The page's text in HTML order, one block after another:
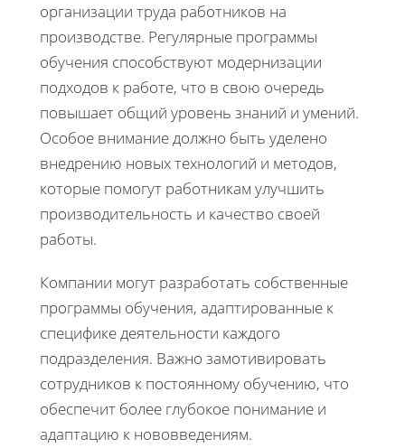
организации труда работников на
производстве. Регулярные программы
обучения способствуют модернизации
подходов к работе, что в свою очередь
повышает общий уровень знаний и умений.
Особое внимание должно быть уделено
внедрению новых технологий и методов,
которые помогут работникам улучшить
производительность и качество своей
работы.
Компании могут разработать собственные
программы обучения, адаптированные к
специфике деятельности каждого
подразделения. Важно замотивировать
сотрудников к постоянному обучению, что
обеспечит более глубокое понимание и
адаптацию к нововведениям.